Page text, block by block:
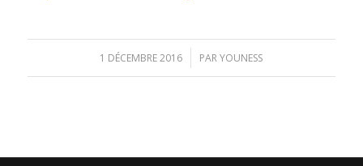
1 DÉCEMBRE 2016
/ PARYOUNESS